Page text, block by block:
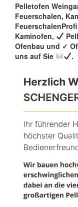
Pelletofen
Feuerschalen,
Kaminofen,
Ofenbau und ✓
uns auf Sie
.